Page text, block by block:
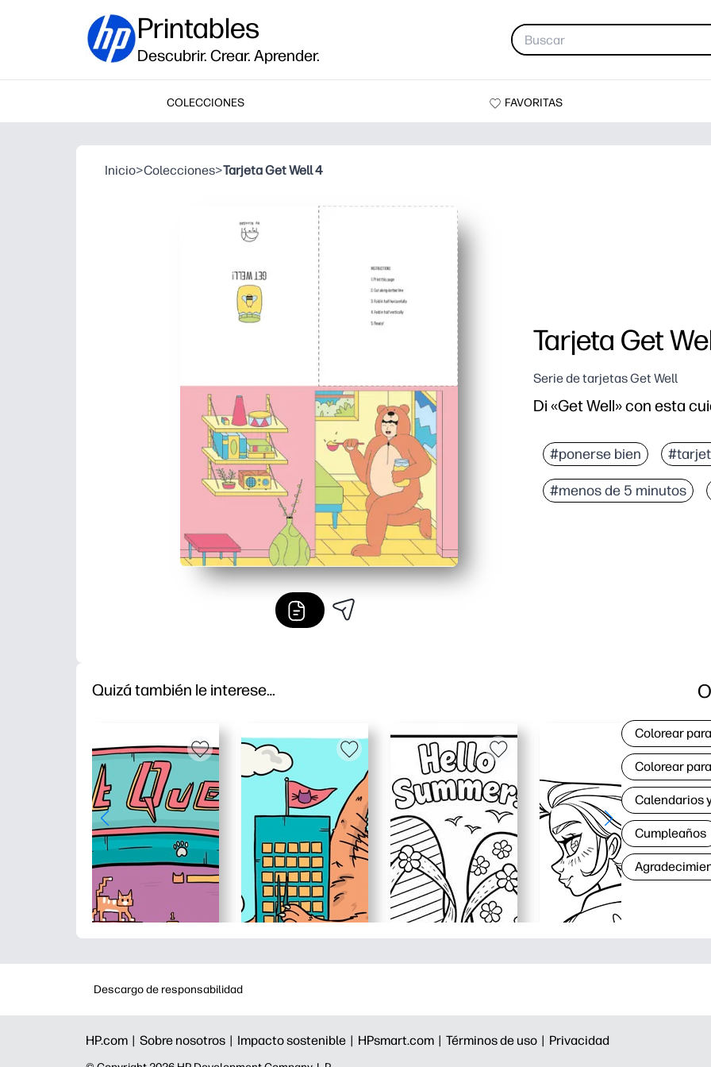
Printables
Descubrir. Crear. Aprender.
COLECCIONES FAVORITAS
Inicio>Colecciones>Tarjeta Get Well 4
Tarjeta Get
Serie de tarjetas Get Well
Di «Get Well» con esta
Puedes imprimir,
El diseño brillante e
Interior en blanco para
#ponerse bien
#menos de 5 minutos
Quizá también le interese…
Colorear
Colorear
Calendarios
Cumpleaños
Descargo de responsabilidad
HP.com | Sobre nosotros | Impacto sostenible | HPsmart.com | Términos de uso | Privacidad